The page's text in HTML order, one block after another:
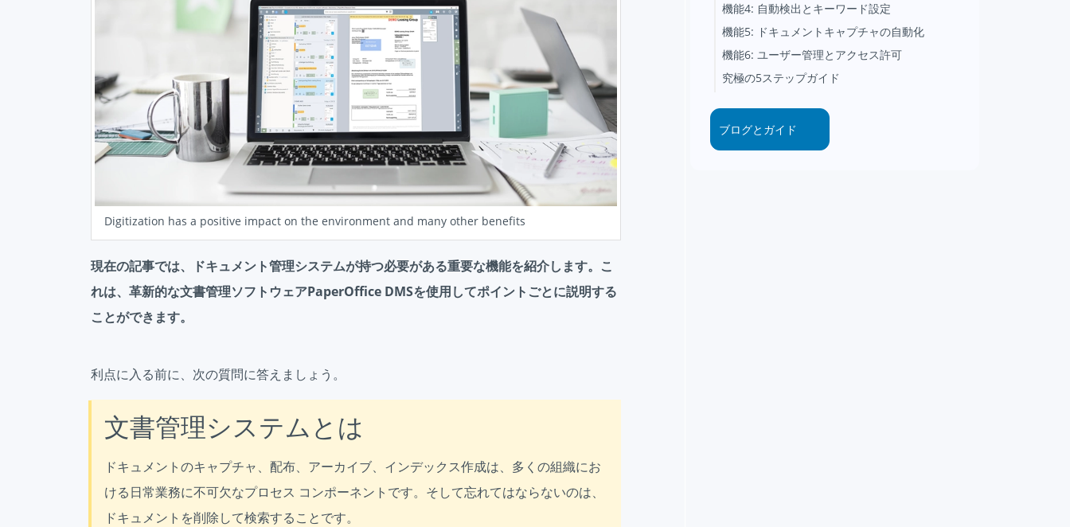
Digitization has a positive impact on the environment and many other benefits
現在の記事では、ドキュメント管理システムが持つ必要がある重要な機能を紹介します。こ
れは、革新的な文書管理ソフトウェアPaperOffice DMSを使用してポイントごとに説明する
ことができます。
利点に入る前に、次の質問に答えましょう。
文書管理システムとは
ドキュメントのキャプチャ、配布、アーカイブ、インデックス作成は、多くの組織にお
ける日常業務に不可欠なプロセス コンポーネントです。そして忘れてはならないのは、
ドキュメントを削除して検索することです。
機能4: 自動検出とキーワード設定
機能5: ドキュメントキャプチャの自動化
機能6: ユーザー管理とアクセス許可
究極の5ステップガイド
ブログとガイド